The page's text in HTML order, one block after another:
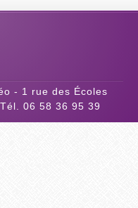
- 1 rue des Écoles
06 58 36 95 39